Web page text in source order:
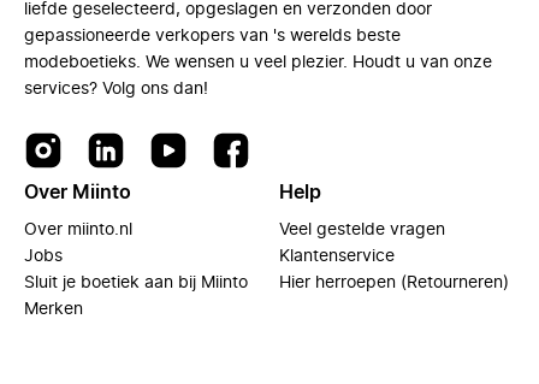
liefde geselecteerd, opgeslagen en verzonden door
gepassioneerde verkopers van 's werelds beste
modeboetieks. We wensen u veel plezier. Houdt u van onze
services? Volg ons dan!
Over Miinto
Over miinto.nl
Jobs
Sluit je boetiek aan bij Miinto
Merken
Help
Veel gestelde vragen
Klantenservice
Hier herroepen (Retourneren)